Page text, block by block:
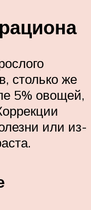
столько же
5% овощей,
или из-